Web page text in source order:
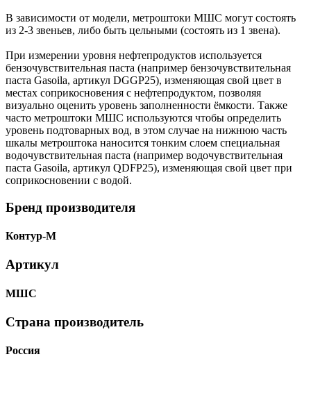
В зависимости от модели, метроштоки МШС могут состоять
из 2-3 звеньев, либо быть цельными (состоять из 1 звена).
При измерении уровня нефтепродуктов используется
бензочувствительная паста (например бензочувствительная
паста Gasoila, артикул DGGP25), изменяющая свой цвет в
местах соприкосновения с нефтепродуктом, позволяя
визуально оценить уровень заполненности ёмкости. Также
часто метроштоки МШС используются чтобы определить
уровень подтоварных вод, в этом случае на нижнюю часть
шкалы метроштока наносится тонким слоем специальная
водочувствительная паста (например водочувствительная
паста Gasoila, артикул QDFP25), изменяющая свой цвет при
соприкосновении с водой.
Бренд производителя
Контур-М
Артикул
МШС
Страна производитель
Россия